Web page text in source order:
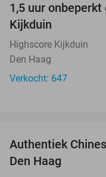
1,5 uur
Kijkduin
Highscore Kijkduin
Den Haag
Verkocht: 647
Authentiek
Den Haag